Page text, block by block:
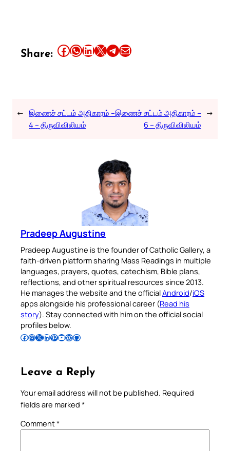
Share: Share this article on Facebook Share this article on WhatsApp Share this article on LinkedIn Share this article on X Share this article on TelegramEmail this Article
← இணைச் சட்டம் அதிகாரம் –
4 – திருவிவிலியம்
இணைச் சட்டம் அதிகாரம் –
6 – திருவிவிலியம்
→
Pradeep Augustine
Pradeep Augustine is the founder of Catholic Gallery, a
faith-driven platform sharing Mass Readings in multiple
languages, prayers, quotes, catechism, Bible plans,
reflections, and other spiritual resources since 2013.
He manages the website and the officialAndroid/iOS
apps alongside his professional career (Read his
story). Stay connected with him on the official social
profiles below.
Follow Pradeep on Facebook Follow Pradeep on InstagramFollow Pradeep on X Follow Pradeep on LinkedIn Follow Pradeep on Pinterest Subscribe to Pradeep’s Youtube Channel Follow Pradeep on WordPress Follow Pradeep on GitHub
Leave a Reply
Your email address will not be published. Required
fields are marked *
Comment*